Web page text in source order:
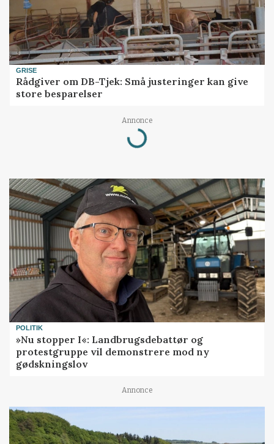
GRISE
Rådgiver om DB-Tjek: Små justeringer kan give
store besparelser
Annonce
Loading...
POLITIK
»Nu stopper I«: Landbrugsdebattør og
protestgruppe vil demonstrere mod ny
gødskningslov
Annonce